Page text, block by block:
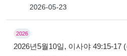
2026-05-23
2026
2026년5월10일, 이사야 49:15-17